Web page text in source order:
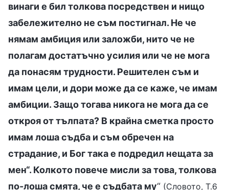
винаги е бил толкова посредствен и нищо
забележително не съм постигнал. Не че
нямам амбиция или заложби, нито че не
полагам достатъчно усилия или че не мога
да понасям трудности. Решителен съм и
имам цели, и дори може да се каже, че имам
амбиции. Защо тогава никога не мога да се
откроя от тълпата? В крайна сметка просто
имам лоша съдба и съм обречен на
страдание, и Бог така е подредил нещата за
мен“. Колкото повече мисли за това, толкова
по-лоша смята, че е съдбата му“ (Словото, Т.6